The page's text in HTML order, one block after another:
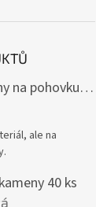
Voděodolné potahy na pohovku se vzorem
z 5 hvězdiček.
ale na
40 ks